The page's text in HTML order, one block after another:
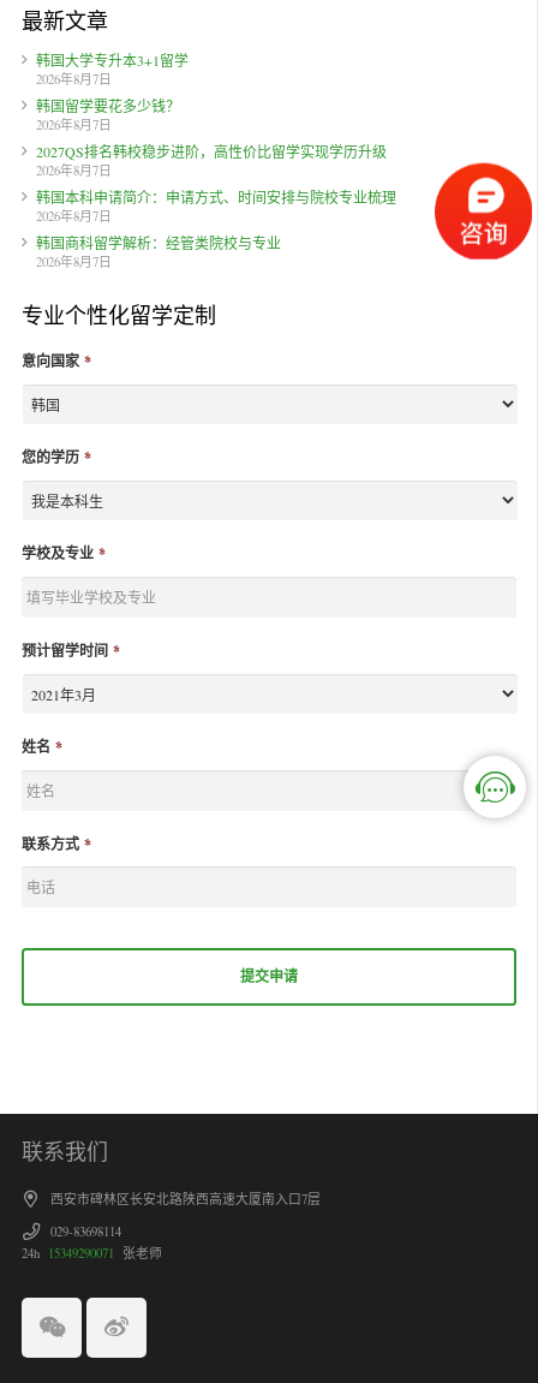
最新文章
韩国大学专升本3+1留学
2026年8月7日
韩国留学要花多少钱？
2026年8月7日
2027QS排名韩校稳步进阶，高性价比留学实现学历升级
2026年8月7日
韩国本科申请简介：申请方式、时间安排与院校专业梳理
2026年8月7日
韩国商科留学解析：经管类院校与专业
2026年8月7日
专业个性化留学定制
意向国家 *
您的学历 *
学校及专业 *
预计留学时间 *
姓名 *
联系方式 *
联系我们
西安市碑林区长安北路陕西高速大厦南入口7层
029-83698114
24h
15349290071 张老师